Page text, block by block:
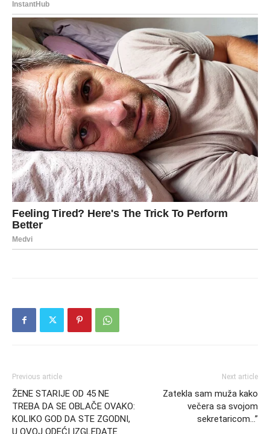
Previous article
ŽENE STARIJE OD 45 NE
TREBA DA SE OBLAČE OVAKO:
KOLIKO GOD DA STE ZGODNI,
U OVOJ ODEĆI IZGLEDATE
Next article
Zatekla sam muža kako
večera sa svojom
sekretaricom…”